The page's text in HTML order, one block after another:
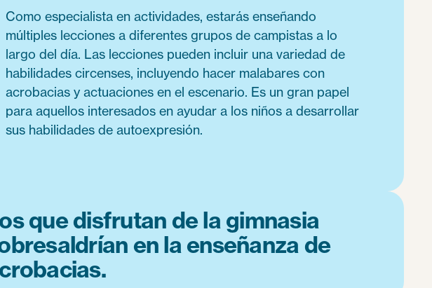
Como especialista en actividades, estarás enseñando
múltiples lecciones a diferentes grupos de campistas a lo
largo del día. Las lecciones pueden incluir una variedad de
habilidades circenses, incluyendo hacer malabares con
acrobacias y actuaciones en el escenario. Es un gran papel
para aquellos interesados en ayudar a los niños a desarrollar
sus habilidades de autoexpresión.
que disfrutan de la gimnasia
en la enseñanza de